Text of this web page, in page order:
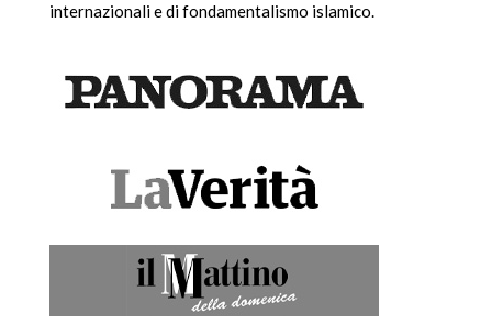
internazionali e di fondamentalismo islamico.